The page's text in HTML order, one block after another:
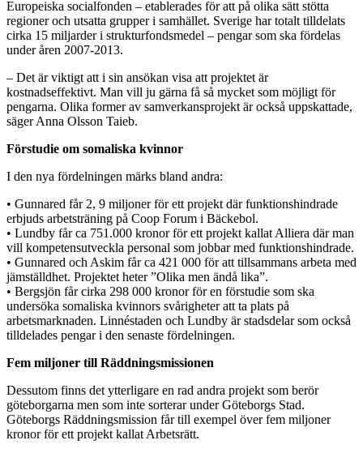
Europeiska socialfonden – etablerades för att på olika sätt stötta
regioner och utsatta grupper i samhället. Sverige har totalt tilldelats
cirka 15 miljarder i strukturfondsmedel – pengar som ska fördelas
under åren 2007-2013.
– Det är viktigt att i sin ansökan visa att projektet är
kostnadseffektivt. Man vill ju gärna få så mycket som möjligt för
pengarna. Olika former av samverkansprojekt är också uppskattade,
säger Anna Olsson Taieb.
Förstudie om somaliska kvinnor
I den nya fördelningen märks bland andra:
• Gunnared får 2, 9 miljoner för ett projekt där funktionshindrade
erbjuds arbetsträning på Coop Forum i Bäckebol.
• Lundby får ca 751.000 kronor för ett projekt kallat Alliera där man
vill kompetensutveckla personal som jobbar med funktionshindrade.
• Gunnared och Askim får ca 421 000 för att tillsammans arbeta med
jämställdhet. Projektet heter ”Olika men ändå lika”.
• Bergsjön får cirka 298 000 kronor för en förstudie som ska
undersöka somaliska kvinnors svårigheter att ta plats på
arbetsmarknaden. Linnéstaden och Lundby är stadsdelar som också
tilldelades pengar i den senaste fördelningen.
Fem miljoner till Räddningsmissionen
Dessutom finns det ytterligare en rad andra projekt som berör
göteborgarna men som inte sorterar under Göteborgs Stad.
Göteborgs Räddningsmission får till exempel över fem miljoner
kronor för ett projekt kallat Arbetsrätt.